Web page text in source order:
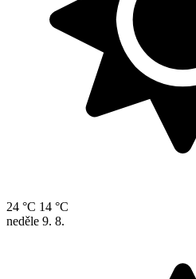
24 °C 14 °C
neděle 9. 8.